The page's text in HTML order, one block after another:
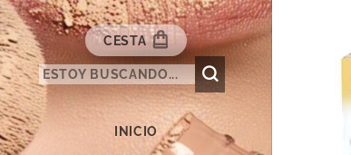
CESTA
INICIO